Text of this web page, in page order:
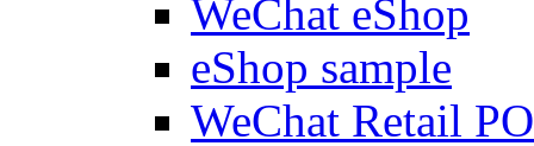
WeChat eShop
eShop sample
WeChat Retail